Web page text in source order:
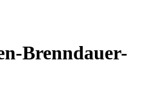
Brenndauer-